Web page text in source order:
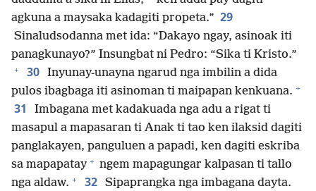
agkuna a maysaka kadagiti propeta.” 29
Sinaludsodanna met ida: “Dakayo ngay, asinoak iti
panagkunayo?” Insungbat ni Pedro: “Sika ti Kristo.”
+ 30 Inyunay-unayna ngarud nga imbilin a dida
pulos ibagbaga iti asinoman ti maipapan kenkuana. +
31
Imbagana met kadakuada nga adu a rigat ti
masapul a mapasaran ti Anak ti tao ken ilaksid dagiti
panglakayen, panguluen a papadi, ken dagiti eskriba
sa mapapatay + ngem mapagungar kalpasan ti tallo
nga aldaw. + 32 Sipaprangka nga imbagana dayta.